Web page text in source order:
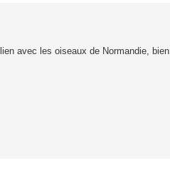
avec les oiseaux de Normandie,